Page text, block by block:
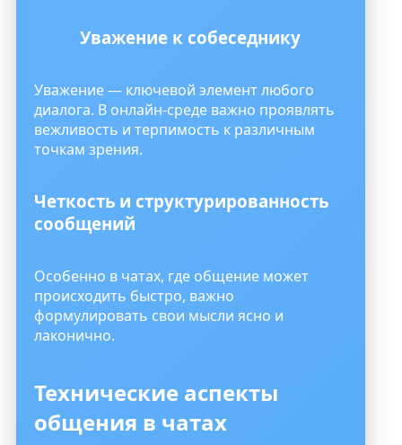
Уважение к собеседнику
Уважение — ключевой элемент любого
диалога. В онлайн-среде важно проявлять
вежливость и терпимость к различным
точкам зрения.
Четкость и структурированность
сообщений
Особенно в чатах, где общение может
происходить быстро, важно
формулировать свои мысли ясно и
лаконично.
Технические аспекты
общения в чатах